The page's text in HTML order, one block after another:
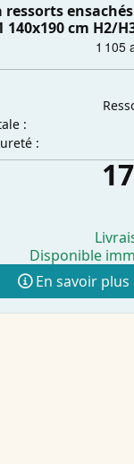
ressorts
140x190 cm H2/
:
:
Disponible
En savoir plus